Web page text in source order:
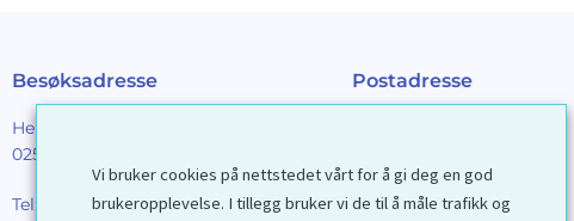
Besøksadresse
Henrik Ibsens gt. 90
0255 Oslo
Tel:
22 44 85 86
Postadresse
0201 Oslo
Vi bruker cookies på nettstedet vårt for å gi deg en god
brukeropplevelse. I tillegg bruker vi de til å måle trafikk og